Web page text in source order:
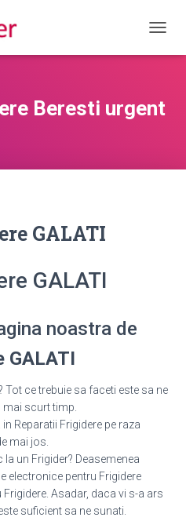
Beresti urgent
GALATI
GALATI
noastra de
GALATI
ce trebuie sa faceti este sa ne
scurt timp.
Reparatii Frigidere pe raza
mai jos.
un Frigider? Deasemenea
electronice pentru Frigidere
Asadar, daca vi s-a ars
suficient sa ne sunati.